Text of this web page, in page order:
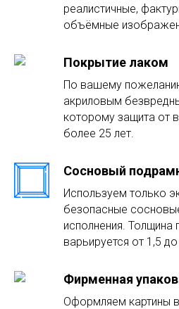
реалистичные,
объёмные
Покрытие лаком
По вашему
акриловым
которому защита от
более 25 лет.
Сосновый
Используем только
безопасные
исполнения. Толщина
варьируется от 1,5
Фирменная
Оформляем картины